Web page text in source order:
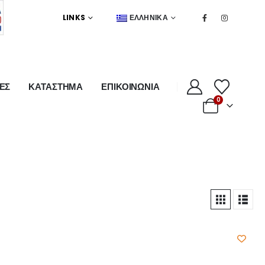
LINKS ΕΛΛΗΝΙΚΆ
ΚΑΤΑΣΤΗΜΑ ΕΠΙΚΟΙΝΩΝΙΑ
0